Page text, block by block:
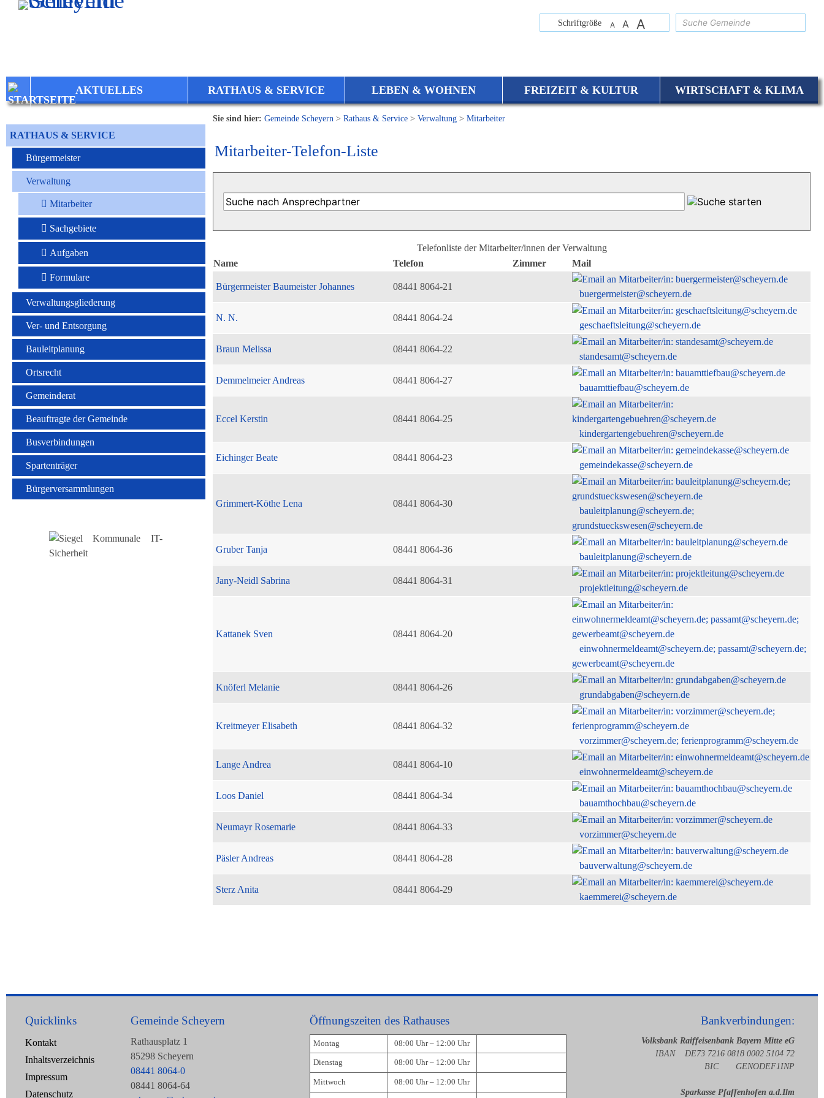
Zum Inhalt,zur Navigationoder
Schriftgröße A A A
AKTUELLES RATHAUS & SERVICE LEBEN & WOHNEN FREIZEIT & KULTUR WIRTSCHAFT & KLIMA
RATHAUS & SERVICE
Bürgermeister
Verwaltung
Mitarbeiter
Sachgebiete
Aufgaben
Formulare
Verwaltungsgliederung
Ver- und Entsorgung
Bauleitplanung
Ortsrecht
Gemeinderat
Beauftragte der Gemeinde
Busverbindungen
Spartenträger
Bürgerversammlungen
Sie sind hier: Gemeinde Scheyern > Rathaus & Service > Verwaltung > Mitarbeiter
Mitarbeiter-Telefon-Liste
Telefonliste der Mitarbeiter/innen der Verwaltung
Name
Telefon Zimmer Mail
Bürgermeister Baumeister Johannes 08441 8064-21
buergermeister@scheyern.de
N. N. 08441 8064-24
geschaeftsleitung@scheyern.de
Braun Melissa 08441 8064-22
standesamt@scheyern.de
Demmelmeier Andreas 08441 8064-27
bauamttiefbau@scheyern.de
Eccel Kerstin
08441 8064-25
kindergartengebuehren@scheyern.de
Eichinger Beate 08441 8064-23
gemeindekasse@scheyern.de
Grimmert-Köthe Lena 08441 8064-30
bauleitplanung@scheyern.de;
grundstueckswesen@scheyern.de
Gruber Tanja 08441 8064-36
bauleitplanung@scheyern.de
Jany-Neidl Sabrina 08441 8064-31
projektleitung@scheyern.de
Kattanek Sven
08441 8064-20
einwohnermeldeamt@scheyern.de; passamt@scheyern.de;
gewerbeamt@scheyern.de
Knöferl Melanie 08441 8064-26
grundabgaben@scheyern.de
Kreitmeyer Elisabeth
08441 8064-32
vorzimmer@scheyern.de; ferienprogramm@scheyern.de
Lange Andrea 08441 8064-10
einwohnermeldeamt@scheyern.de
Loos Daniel 08441 8064-34
bauamthochbau@scheyern.de
Neumayr Rosemarie 08441 8064-33
vorzimmer@scheyern.de
Päsler Andreas 08441 8064-28
bauverwaltung@scheyern.de
Sterz Anita 08441 8064-29
kaemmerei@scheyern.de
Quicklinks
Kontakt
Inhaltsverzeichnis
Impressum
Datenschutz
Gemeinde Scheyern
Rathausplatz 1
85298 Scheyern
08441 8064-0
08441 8064-64
Öffnungszeiten des Rathauses
Montag 08:00 Uhr – 12:00 Uhr
Dienstag 08:00 Uhr – 12:00 Uhr
Mittwoch 08:00 Uhr – 12:00 Uhr
Bankverbindungen:
Volksbank Raiffeisenbank Bayern Mitte eG
IBAN DE73 7216 0818 0002 5104 72
BIC GENODEF1INP
Sparkasse Pfaffenhofen a.d.Ilm